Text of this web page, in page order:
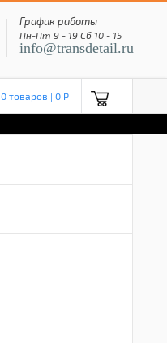
График работы
Пн-Пт 9 - 19 Сб 10 - 15
info@transdetail.ru
0 товаров | 0 P